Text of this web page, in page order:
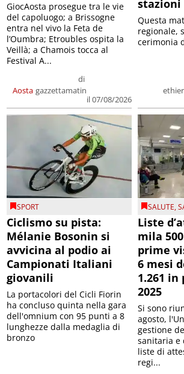
Aosta
di
gazzettamatin
il 07/08/2026
GiocAosta prosegue tra le vie
del capoluogo; a Brissogne
entra nel vivo la Feta de
l’Oumbra; Etroubles ospita la
Veillà; a Chamois tocca al
Festival A...
stazioni
Questa
regionale,
cerimonia
SPORT
Ciclismo su pista:
Mélanie Bosonin si
avvicina al podio ai
Campionati Italiani
giovanili
La portacolori del Cicli Fiorin
ha concluso quinta nella gara
dell'omnium con 95 punti a 8
lunghezze dalla medaglia di
bronzo
SALUTE,
Liste
mila
prime
6 mesi
1.261
2025
Si sono
agosto,
gestione
sanitaria e
liste di
regi...